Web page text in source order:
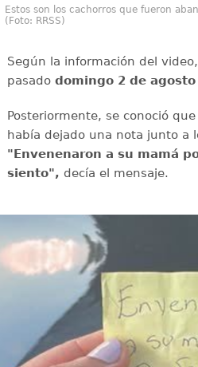
Estos son los cachorros que fueron
(Foto: RRSS)
Según la información del
pasado domingo 2 de agosto
Posteriormente, se conoció
había dejado una nota junto a
"Envenenaron a su mamá
siento", decía el mensaje.